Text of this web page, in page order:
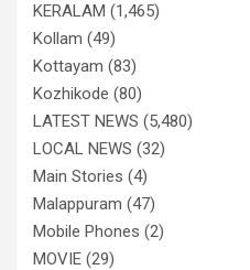
KERALAM (1,465)
Kollam (49)
Kottayam (83)
Kozhikode (80)
LATEST NEWS (5,480)
LOCAL NEWS (32)
Main Stories (4)
Malappuram (47)
Mobile Phones (2)
MOVIE (29)